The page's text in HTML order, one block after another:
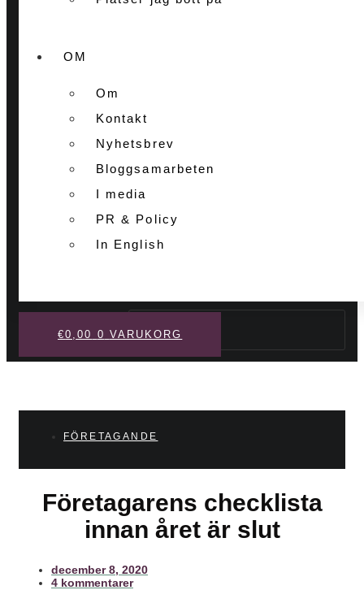
OM
Om
Kontakt
Nyhetsbrev
Bloggsamarbeten
I media
PR & Policy
In English
Sök
€0,00 0 VARUKORG
FÖRETAGANDE
Företagarens checklista
innan året är slut
december 8, 2020
4 kommentarer